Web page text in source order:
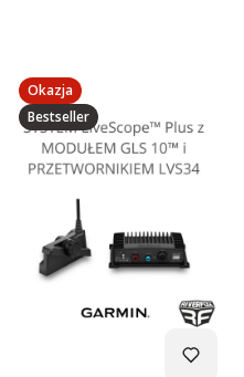
Okazja
Bestseller